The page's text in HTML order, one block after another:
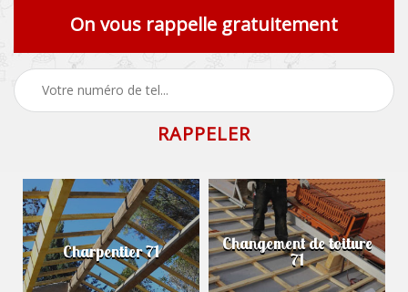
On vous rappelle gratuitement
Charpentier 71 Changement de toiture
71